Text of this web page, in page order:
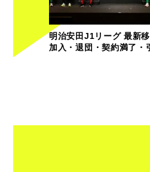
明治安田J1リーグ 最新移
加入・退団・契約満了・